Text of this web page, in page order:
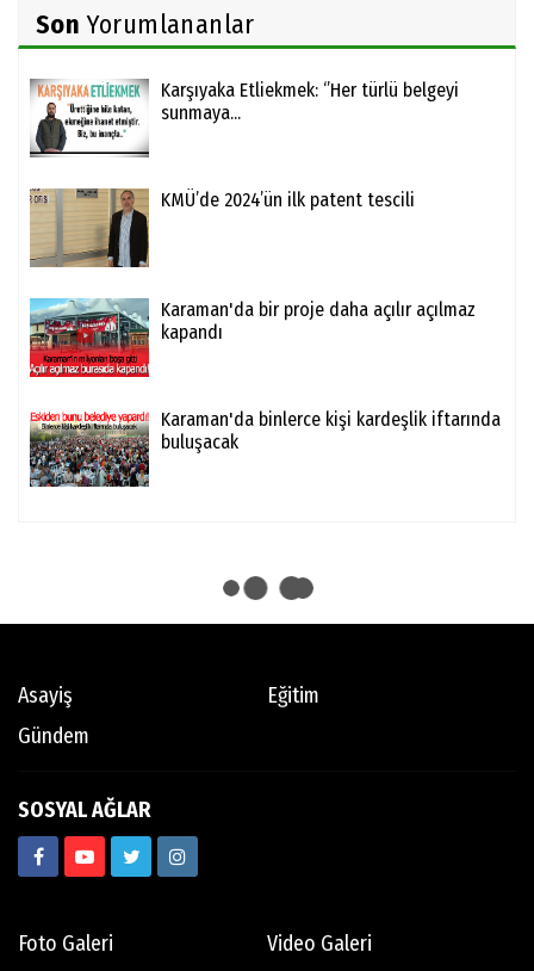
Son Yorumlananlar
Karşıyaka Etliekmek: ‘’Her türlü belgeyi
sunmaya...
KMÜ’de 2024’ün ilk patent tescili
Karaman'da bir proje daha açılır açılmaz
kapandı
Karaman'da binlerce kişi kardeşlik iftarında
buluşacak
Asayiş
Eğitim
Gündem
SOSYAL AĞLAR
Foto Galeri Video Galeri